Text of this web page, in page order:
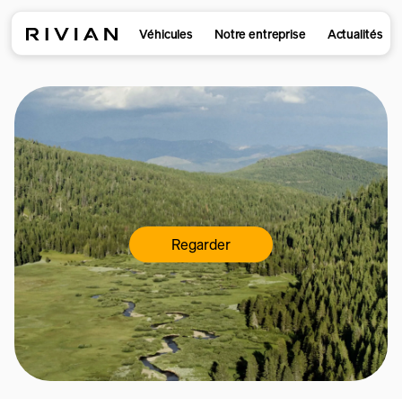
Véhicules Notre entreprise Actualités
Regarder